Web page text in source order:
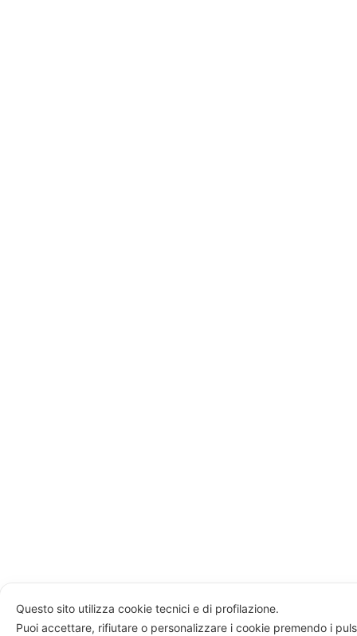
Questo sito utilizza cookie tecnici e di profilazione.
Puoi accettare, rifiutare o personalizzare i cookie premendo i